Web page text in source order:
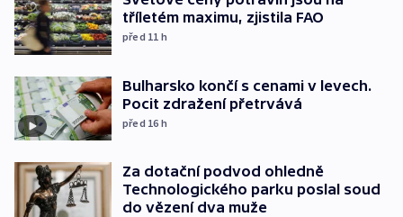
tříletém maximu, zjistila FAO
před 11 h
Bulharsko končí s cenami v levech.
Pocit zdražení přetrvává
před 16 h
Za dotační podvod ohledně
Technologického parku poslal soud
do vězení dva muže